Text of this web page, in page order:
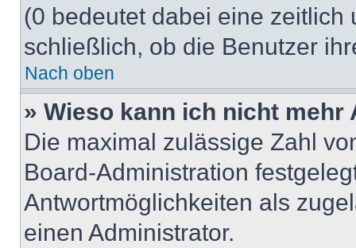
(0 bedeutet dabei eine
schließlich, ob die Benutzer
Nach oben
» Wieso kann ich nicht
Die maximal zulässige Zahl
Board-Administration
Antwortmöglichkeiten als
einen Administrator.